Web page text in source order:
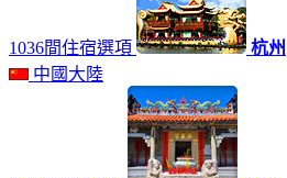
1036間住宿選項
杭州
中國大陸